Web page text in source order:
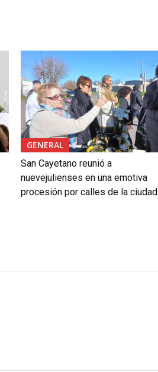
GENERAL
San Cayetano reunió a
nuevejulienses en una emotiva
procesión por calles de la ciudad